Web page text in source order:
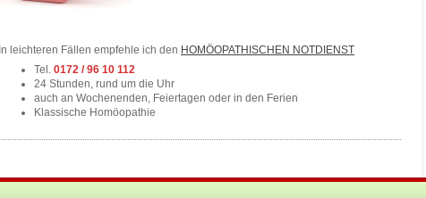
In leichteren Fällen empfehle ich den HOMÖOPATHISCHEN NOTDIENST
Tel. 0172 / 96 10 112
24 Stunden, rund um die Uhr
auch an Wochenenden, Feiertagen oder in den Ferien
Klassische Homöopathie